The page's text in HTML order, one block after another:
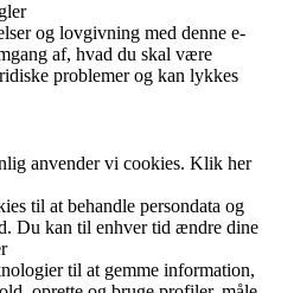
og lovgivning med denne e-
af, hvad du skal være
problemer og kan lykkes
anvender vi cookies. Klik her
til at behandle persondata og
Du kan til enhver tid ændre dine
til at gemme information,